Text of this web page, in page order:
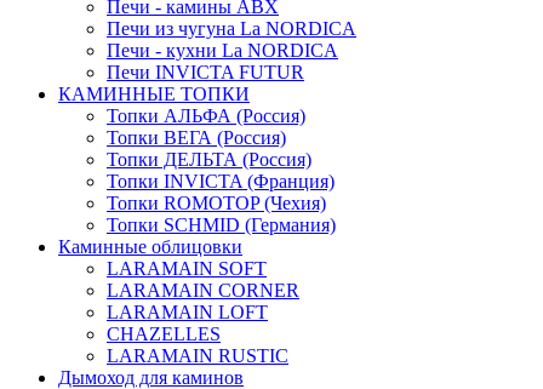
Печи - камины ABX
Печи из чугуна La NORDICA
Печи - кухни La NORDICA
Печи INVICTA FUTUR
КАМИННЫЕ ТОПКИ
Топки АЛЬФА (Россия)
Топки ВЕГА (Россия)
Топки ДЕЛЬТА (Россия)
Топки INVICTA (Франция)
Топки ROMOTOP (Чехия)
Топки SCHMID (Германия)
Каминные облицовки
LARAMAIN SOFT
LARAMAIN CORNER
LARAMAIN LOFT
CHAZELLES
LARAMAIN RUSTIC
Дымоход для каминов